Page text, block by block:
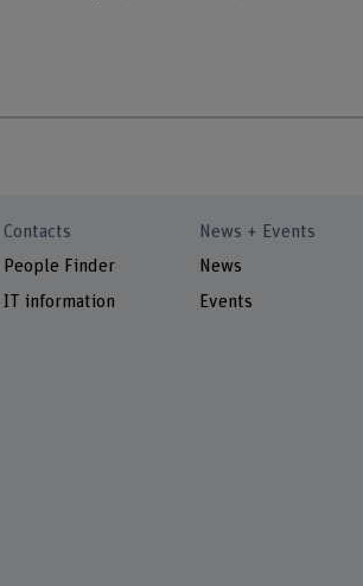
Contacts
People Finder
IT information
News + Events
News
Events